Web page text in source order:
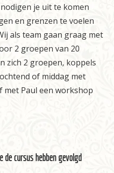
je uit te komen
en grenzen te voelen
als team gaan graag met
2 groepen van 20
zich 2 groepen, koppels
of middag met
met Paul een workshop
de cursus hebben gevolgd